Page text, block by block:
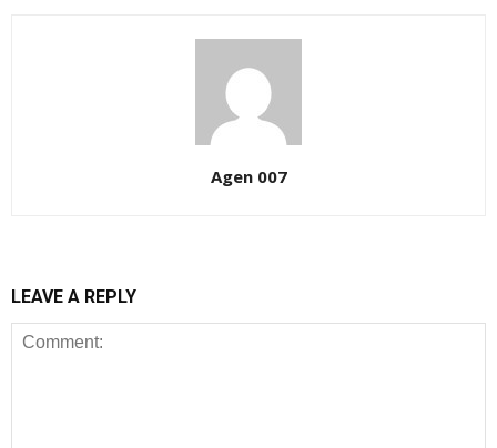
Agen 007
LEAVE A REPLY